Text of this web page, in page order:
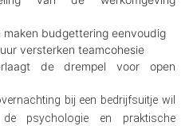
maken budgettering eenvoudig
versterken teamcohesie
de drempel voor open
bij een bedrijfsuitje wil
de psychologie en praktische